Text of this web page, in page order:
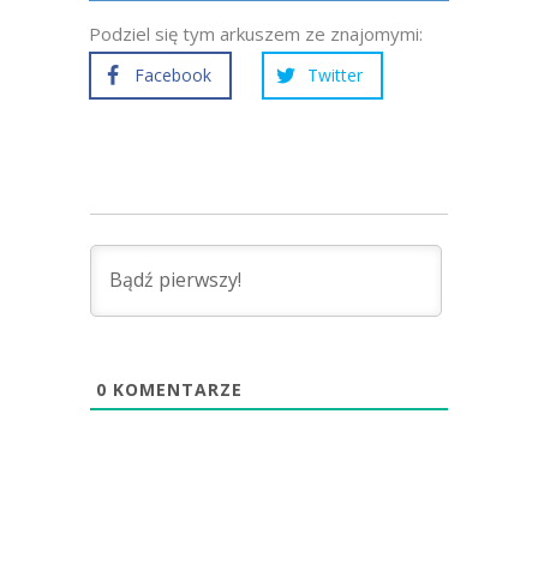
Podziel się tym arkuszem ze znajomymi:
Facebook Twitter
0 KOMENTARZE